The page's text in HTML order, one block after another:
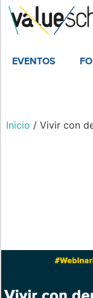
EVENTOS
Inicio / Vivir con